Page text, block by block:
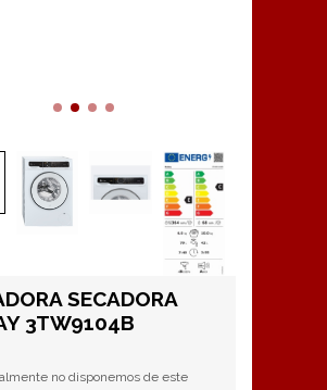
SECADORA
3TW9104B
no disponemos de este